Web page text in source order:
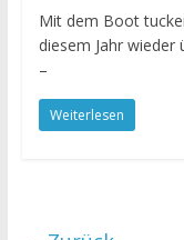
Mit dem Boot
diesem Jahr
–
Weiterlesen